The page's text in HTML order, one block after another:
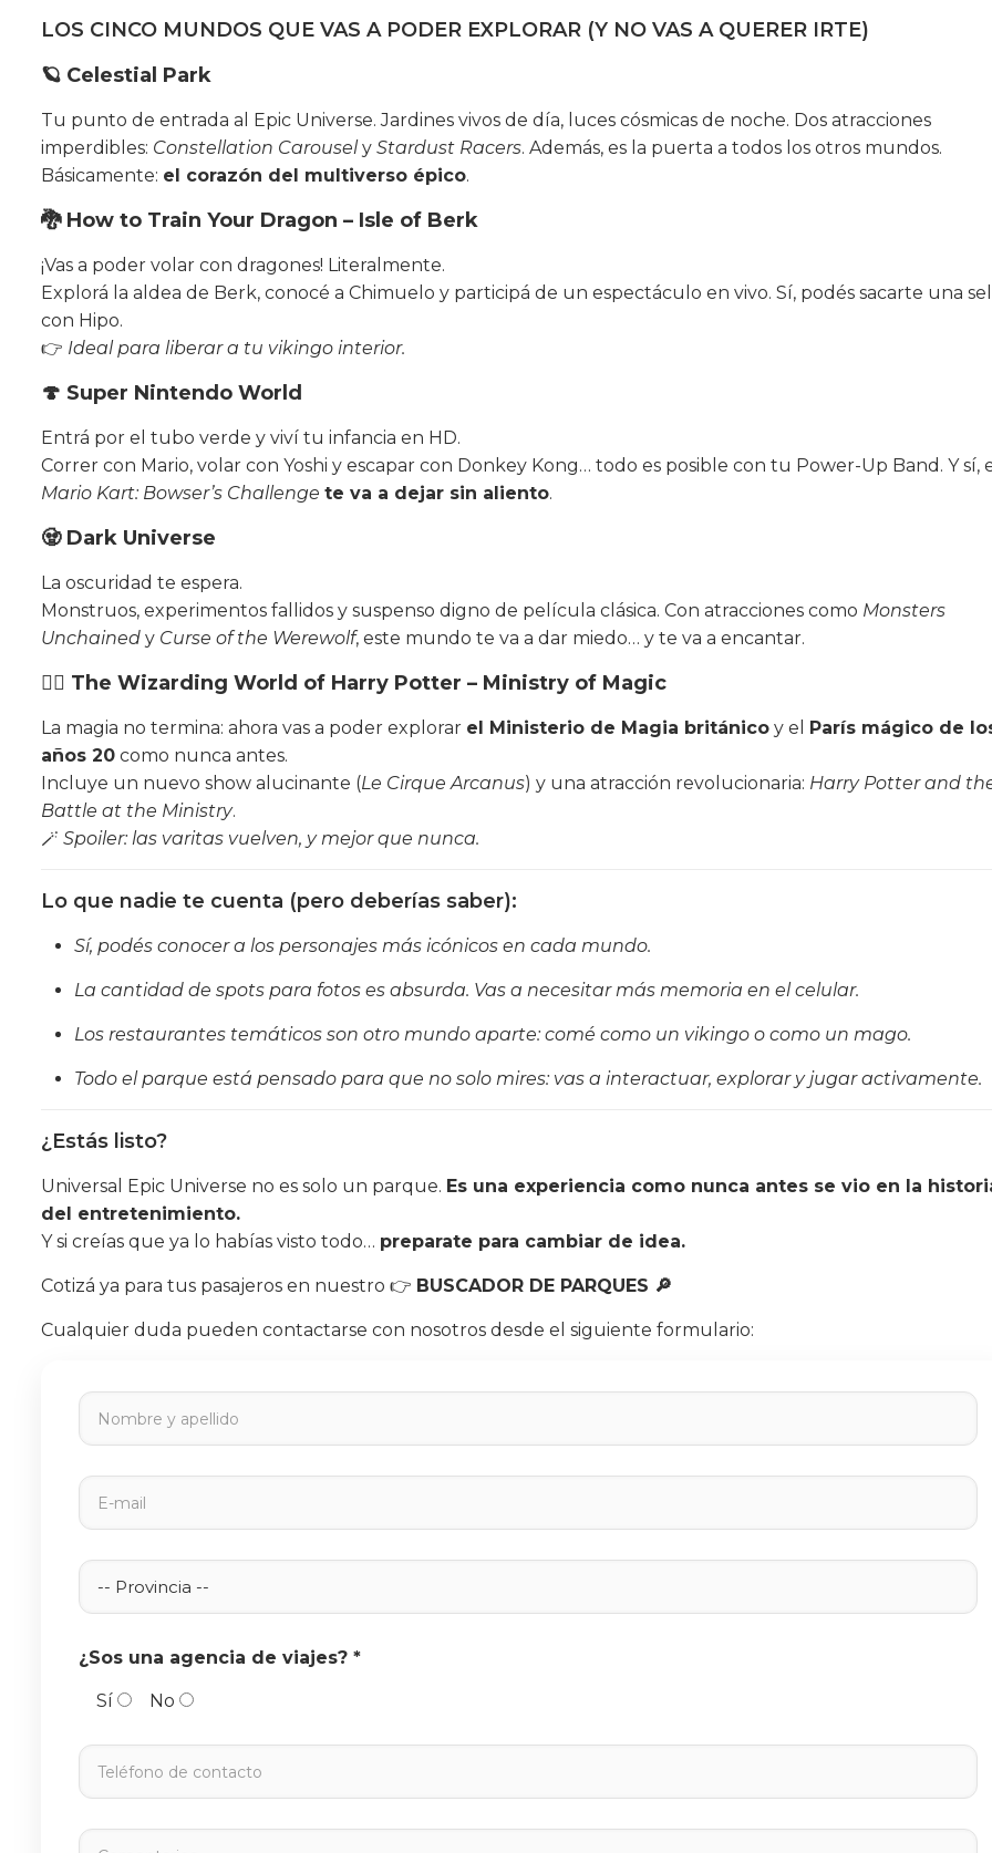
LOS CINCO MUNDOS QUE VAS A PODER EXPLORAR (Y NO VAS A QUERER IRTE)
🪐 Celestial Park
Tu punto de entrada al Epic Universe. Jardines vivos de día, luces cósmicas de noche. Dos atracciones
imperdibles: Constellation Carousel y Stardust Racers. Además, es la puerta a todos los otros mundos.
Básicamente: el corazón del multiverso épico.
🐉 How to Train Your Dragon – Isle of Berk
¡Vas a poder volar con dragones! Literalmente.
Explorá la aldea de Berk, conocé a Chimuelo y participá de un espectáculo en vivo. Sí, podés sacarte una
con Hipo.
👉 Ideal para liberar a tu vikingo interior.
🍄 Super Nintendo World
Entrá por el tubo verde y viví tu infancia en HD.
Correr con Mario, volar con Yoshi y escapar con Donkey Kong… todo es posible con tu Power-Up Band. Y sí,
Mario Kart: Bowser’s Challenge te va a dejar sin aliento.
🧟 Dark Universe
La oscuridad te espera.
Monstruos, experimentos fallidos y suspenso digno de película clásica. Con atracciones como Monsters
Unchained y Curse of the Werewolf, este mundo te va a dar miedo… y te va a encantar.
🧙‍♂️ The Wizarding World of Harry Potter – Ministry of Magic
La magia no termina: ahora vas a poder explorar el Ministerio de Magia británico y el
París mágico de
años 20 como nunca antes.
Incluye un nuevo show alucinante (Le Cirque Arcanus) y una atracción revolucionaria: Harry Potter and
Battle at the Ministry.
🪄 Spoiler: las varitas vuelven, y mejor que nunca.
Lo que nadie te cuenta (pero deberías saber):
Sí, podés conocer a los personajes más icónicos en cada mundo.
La cantidad de spots para fotos es absurda. Vas a necesitar más memoria en el celular.
Los restaurantes temáticos son otro mundo aparte: comé como un vikingo o como un mago.
Todo el parque está pensado para que no solo mires: vas a interactuar, explorar y jugar activamente.
¿Estás listo?
Universal Epic Universe no es solo un parque. Es una experiencia como nunca antes se vio en la
del entretenimiento.
Y si creías que ya lo habías visto todo… preparate para cambiar de idea.
Cotizá ya para tus pasajeros en nuestro 👉 BUSCADOR DE PARQUES 🔎
Cualquier duda pueden contactarse con nosotros desde el siguiente formulario:
¿Sos una agencia de viajes? *
Sí No